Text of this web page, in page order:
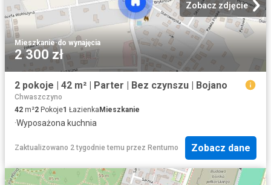
Zobacz zdjęcie
Mieszkanie·do wynajęcia
2 300 zł
2 pokoje | 42 m² | Parter | Bez czynszu | Bojano
Chwaszczyno
42 m²2 Pokoje1 Łazienka Mieszkanie
·Wyposażona kuchnia
Zaktualizowano 2 tygodnie temu przez Rentumo Zobacz dane